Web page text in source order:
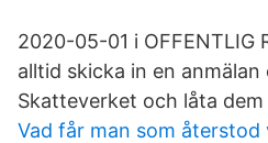
2020-05-01 i OFFENTLIG
alltid skicka in en
Skatteverket och låta
Vad får man som